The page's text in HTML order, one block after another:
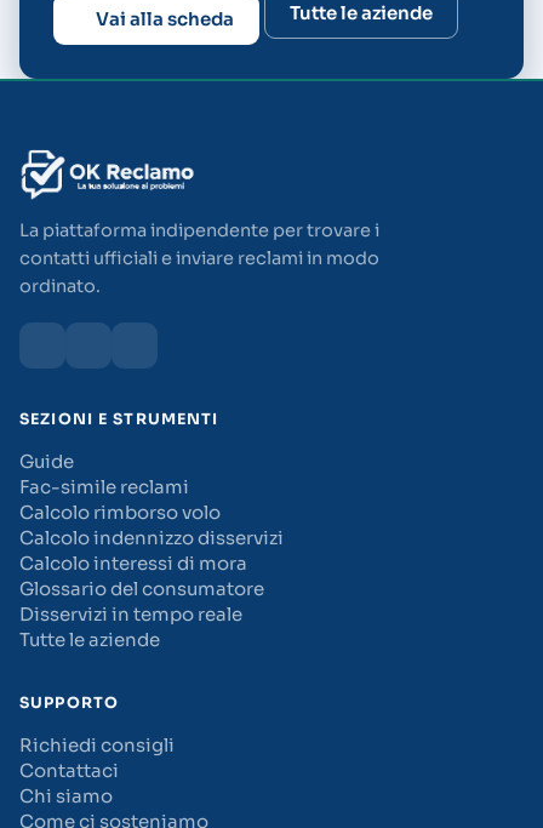
Vai alla scheda Tutte le aziende
La piattaforma indipendente per trovare i
contatti ufficiali e inviare reclami in modo
ordinato.
SEZIONI E STRUMENTI
Guide
Fac-simile reclami
Calcolo rimborso volo
Calcolo indennizzo disservizi
Calcolo interessi di mora
Glossario del consumatore
Disservizi in tempo reale
Tutte le aziende
SUPPORTO
Richiedi consigli
Contattaci
Chi siamo
Come ci sosteniamo